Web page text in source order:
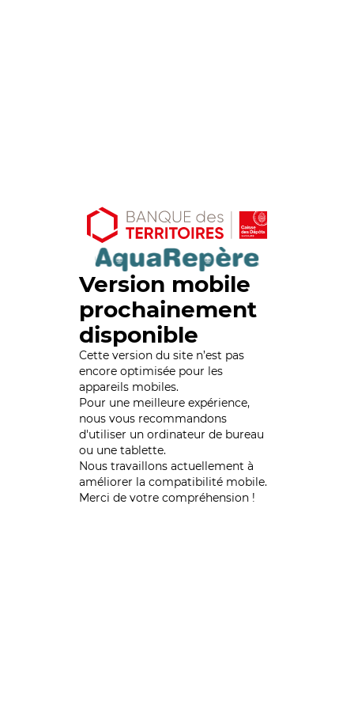
Version mobile
prochainement
disponible
Cette version du site n’est pas
encore optimisée pour les
appareils mobiles.
Pour une meilleure expérience,
nous vous recommandons
d'utiliser un ordinateur de bureau
ou une tablette.
Nous travaillons actuellement à
améliorer la compatibilité mobile.
Merci de votre compréhension !